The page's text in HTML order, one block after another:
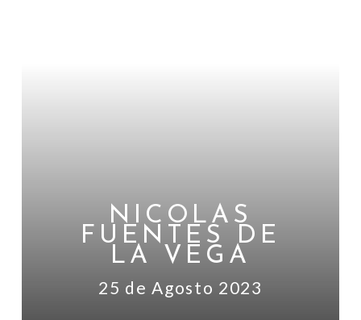
NICOLAS
FUENTES DE
LA VEGA
25 de Agosto 2023